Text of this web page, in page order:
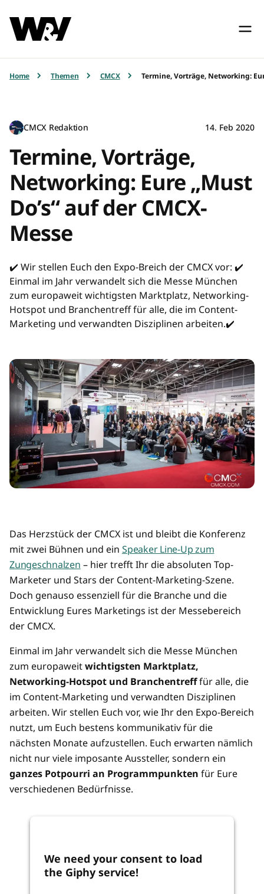
Home Themen CMCX Termine, Vorträge, Networking:
CMCX Redaktion 14. Feb 2020
Termine, Vorträge,
Networking: Eure „Must
Do’s“ auf der CMCX-
Messe
✔️ Wir stellen Euch den Expo-Breich der CMCX vor: ✔️
Einmal im Jahr verwandelt sich die Messe München
zum europaweit wichtigsten Marktplatz, Networking-
Hotspot und Branchentreff für alle, die im Content-
Marketing und verwandten Disziplinen arbeiten.✔️
Das Herzstück der CMCX ist und bleibt die Konferenz
mit zwei Bühnen und ein Speaker Line-Up zum
Zungeschnalzen – hier trefft Ihr die absoluten Top-
Marketer und Stars der Content-Marketing-Szene.
Doch genauso essenziell für die Branche und die
Entwicklung Eures Marketings ist der Messebereich
der CMCX.
Einmal im Jahr verwandelt sich die Messe München
zum europaweitwichtigsten Marktplatz,
Networking-Hotspot und Branchentrefffür alle, die
im Content-Marketing und verwandten Disziplinen
arbeiten. Wir stellen Euch vor, wie Ihr den Expo-Bereich
nutzt, um Euch bestens kommunikativ für die
nächsten Monate aufzustellen. Euch erwarten nämlich
nicht nur viele imposante Aussteller, sondern ein
ganzes Potpourri an Programmpunkten für Eure
verschiedenen Bedürfnisse.
We need your consent to load
the Giphy service!